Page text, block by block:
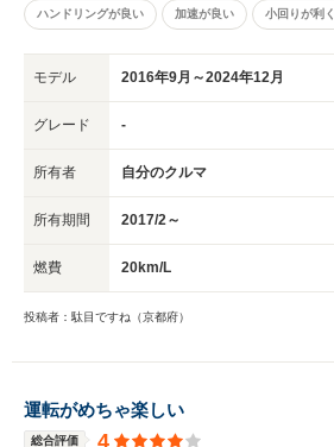
ハンドリングが良い 加速が良い 小回りが利く
モデル 2016年9月～2024年12月
グレード -
所有者 自分のクルマ
所有期間 2017/2～
燃費 20km/L
投稿者：駄目ですね（京都府）
運転がめちゃ楽しい
総合評価 4